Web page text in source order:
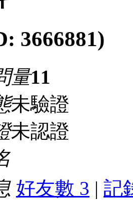
3666881)
量11
未驗證
未認證
好友數 3 | 記